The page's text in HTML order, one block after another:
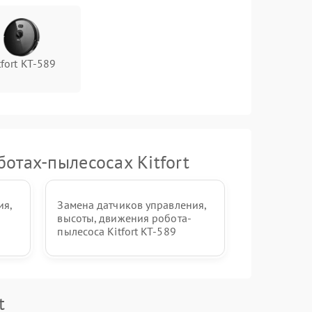
KT-589
пылесосах Kitfort
Замена датчиков управления,
высоты, движения робота-
пылесоса Kitfort KT-589